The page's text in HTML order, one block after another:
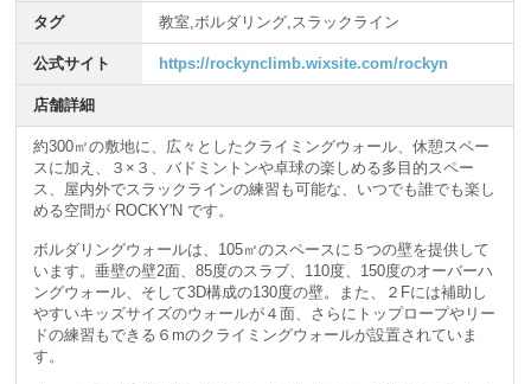
タグ 教室,ボルダリング,スラックライン
公式サイト https://rockynclimb.wixsite.com/rockyn
店舗詳細
約300㎡の敷地に、広々としたクライミングウォール、休憩スペー
スに加え、３×３、バドミントンや卓球の楽しめる多目的スペー
ス、屋内外でスラックラインの練習も可能な、いつでも誰でも楽し
める空間が ROCKY'N です。
ボルダリングウォールは、105㎡のスペースに５つの壁を提供して
います。垂壁の壁2面、85度のスラブ、110度、150度のオーバーハ
ングウォール、そして3D構成の130度の壁。また、２Fには補助し
やすいキッズサイズのウォールが４面、さらにトップロープやリー
ドの練習もできる６mのクライミングウォールが設置されていま
す。